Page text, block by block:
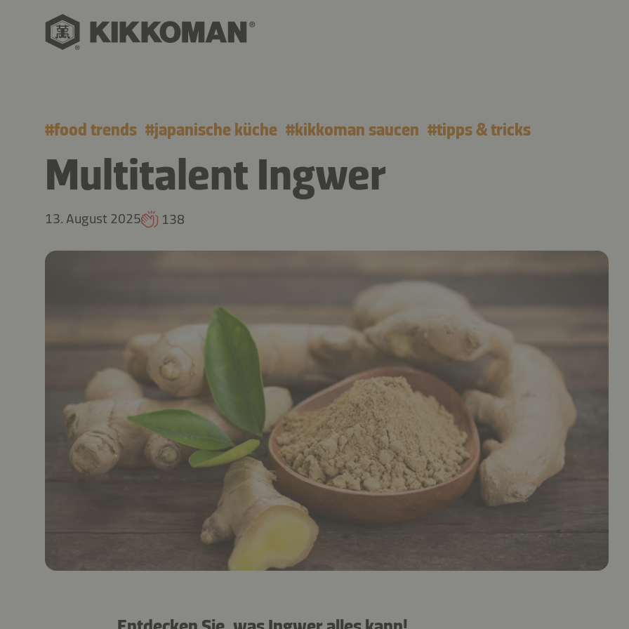
#food trends #japanische küche #kikkoman saucen #tipps & tricks
Multitalent Ingwer
13. August 2025 138